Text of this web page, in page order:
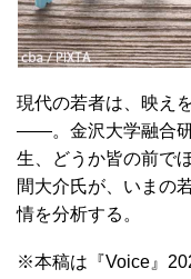
現代の若者は、映え
――。金沢大学融合
生、どうか皆の前で
間大介氏が、いまの
情を分析する。
※本稿は『Voice』